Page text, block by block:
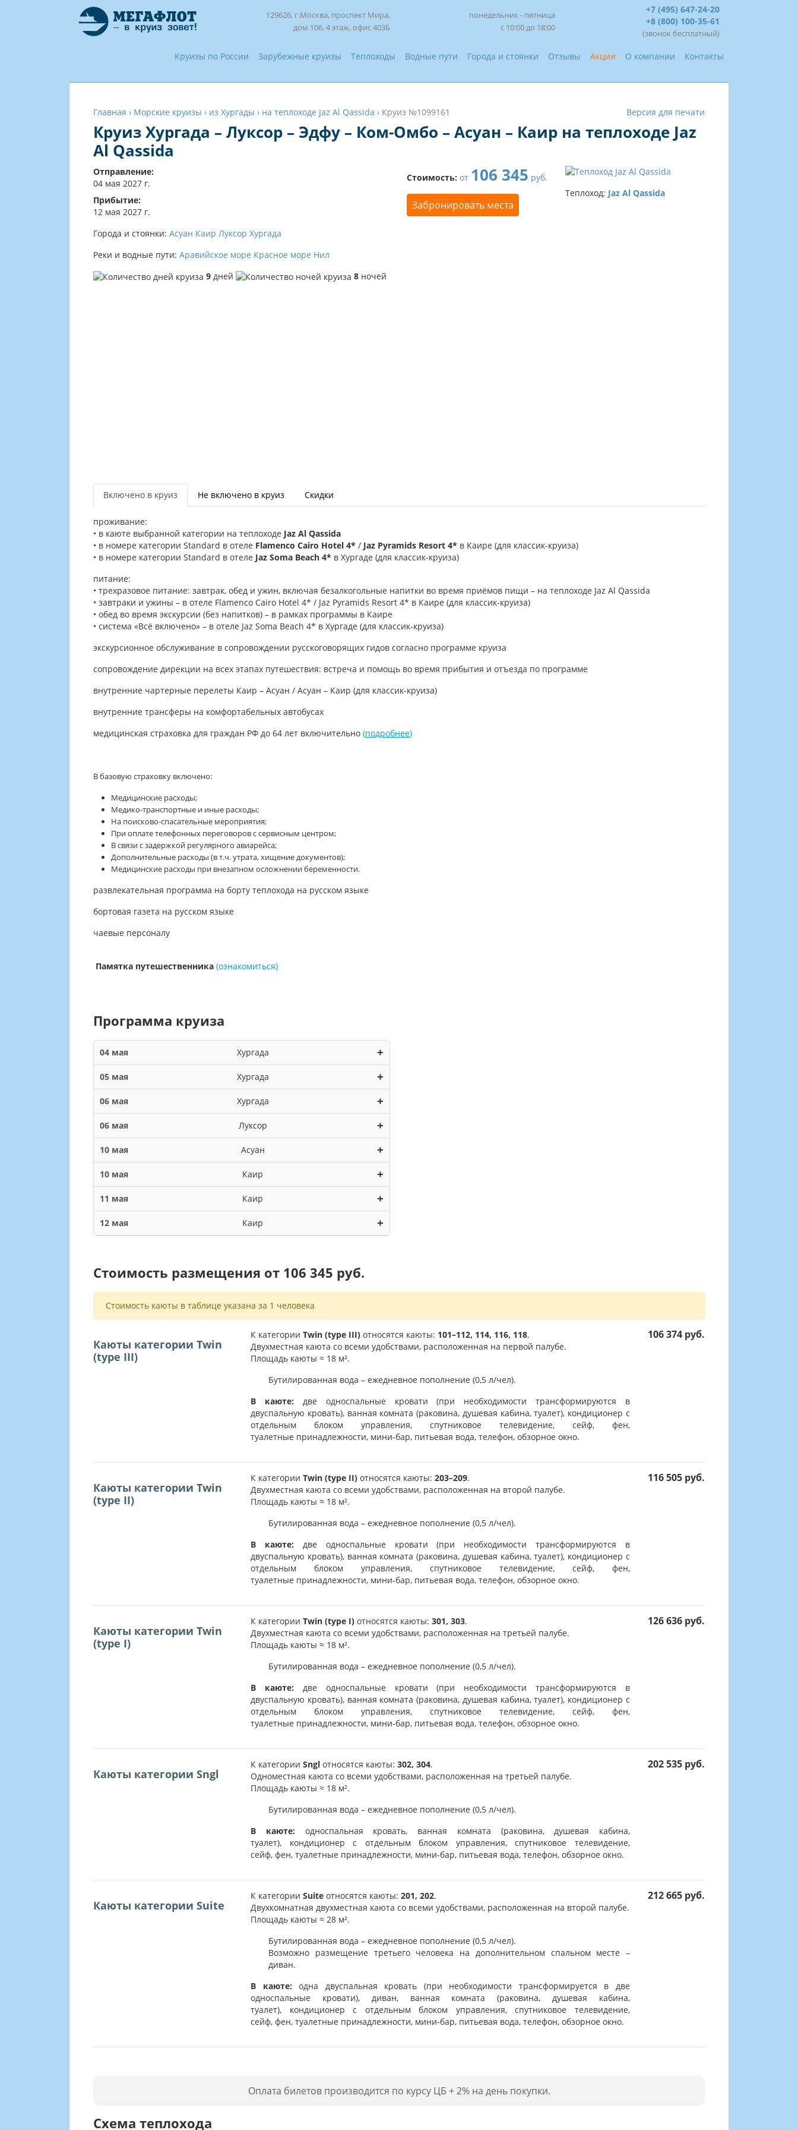
129626, г.Москва, проспект Мира,
дом 106, 4 этаж, офис 403Б
понедельник - пятница
с 10:00 до 18:00
+7 (495) 647-24-20
+8 (800) 100-35-61
(звонок бесплатный)
Круизы по России Зарубежные круизы Теплоходы Водные пути Города и стоянки Отзывы Акции О компании Контакты
Версия для печати
Главная › Морские круизы › из Хургады › на теплоходе Jaz Al Qassida › Круиз №1099161
Круиз Хургада – Луксор – Эдфу – Ком-Омбо – Асуан – Каир на теплоходе Jaz
Al Qassida
Отправление:
04 мая 2027 г.
Прибытие:
12 мая 2027 г.
Стоимость: от 106 345 руб.
Забронировать места
Города и стоянки: Асуан Каир Луксор Хургада
Реки и водные пути: Аравийское море Красное море Нил
9 дней 8 ночей
Теплоход: Jaz Al Qassida
Включено в круиз Не включено в круиз Скидки
проживание:
• в каюте выбранной категории на теплоходе Jaz Al Qassida
• в номере категории Standard в отеле Flamenco Cairo Hotel 4* / Jaz Pyramids Resort 4* в Каире (для классик-круиза)
• в номере категории Standard в отеле Jaz Soma Beach 4* в Хургаде (для классик-круиза)
питание:
• трехразовое питание: завтрак, обед и ужин, включая безалкогольные напитки во время приёмов пищи – на теплоходе Jaz Al Qassida
• завтраки и ужины – в отеле Flamenco Cairo Hotel 4* / Jaz Pyramids Resort 4* в Каире (для классик-круиза)
• обед во время экскурсии (без напитков) – в рамках программы в Каире
• система «Всё включено» – в отеле Jaz Soma Beach 4* в Хургаде (для классик-круиза)
экскурсионное обслуживание в сопровождении русскоговорящих гидов согласно программе круиза
сопровождение дирекции на всех этапах путешествия: встреча и помощь во время прибытия и отъезда по программе
внутренние чартерные перелеты Каир – Асуан / Асуан – Каир (для классик-круиза)
внутренние трансферы на комфортабельных автобусах
медицинская страховка для граждан РФ до 64 лет включительно (подробнее)
В базовую страховку включено:
Медицинские расходы;
Медико-транспортные и иные расходы;
На поисково-спасательные мероприятия;
При оплате телефонных переговоров с сервисным центром;
В связи с задержкой регулярного авиарейса;
Дополнительные расходы (в т.ч. утрата, хищение документов);
Медицинские расходы при внезапном осложнении беременности.
развлекательная программа на борту теплохода на русском языке
бортовая газета на русском языке
чаевые персоналу
Памятка путешественника (ознакомиться)
Программа круиза
04 мая Хургада +
05 мая Хургада +
06 мая Хургада +
06 мая Луксор +
10 мая Асуан +
10 мая Каир +
11 мая Каир +
12 мая Каир +
Стоимость размещения от 106 345 руб.
Стоимость каюты в таблице указана за 1 человека
Каюты категории Twin
(type III)
К категории Twin (type III) относятся каюты: 101–112, 114, 116, 118.
Двухместная каюта со всеми удобствами, расположенная на первой палубе.
Площадь каюты ≈ 18 м².
Бутилированная вода – ежедневное пополнение (0,5 л/чел).
В каюте: две односпальные кровати (при необходимости трансформируются в
двуспальную кровать), ванная комната (раковина, душевая кабина, туалет), кондиционер с
отдельным блоком управления, спутниковое телевидение, сейф, фен,
туалетные принадлежности, мини-бар, питьевая вода, телефон, обзорное окно.
106 374 руб.
Каюты категории Twin
(type II)
К категории Twin (type II) относятся каюты: 203–209.
Двухместная каюта со всеми удобствами, расположенная на второй палубе.
Площадь каюты ≈ 18 м².
Бутилированная вода – ежедневное пополнение (0,5 л/чел).
В каюте: две односпальные кровати (при необходимости трансформируются в
двуспальную кровать), ванная комната (раковина, душевая кабина, туалет), кондиционер с
отдельным блоком управления, спутниковое телевидение, сейф, фен,
туалетные принадлежности, мини-бар, питьевая вода, телефон, обзорное окно.
116 505 руб.
Каюты категории Twin
(type I)
К категории Twin (type I) относятся каюты: 301, 303.
Двухместная каюта со всеми удобствами, расположенная на третьей палубе.
Площадь каюты ≈ 18 м².
Бутилированная вода – ежедневное пополнение (0,5 л/чел).
В каюте: две односпальные кровати (при необходимости трансформируются в
двуспальную кровать), ванная комната (раковина, душевая кабина, туалет), кондиционер с
отдельным блоком управления, спутниковое телевидение, сейф, фен,
туалетные принадлежности, мини-бар, питьевая вода, телефон, обзорное окно.
126 636 руб.
Каюты категории Sngl
К категории Sngl относятся каюты: 302, 304.
Одноместная каюта со всеми удобствами, расположенная на третьей палубе.
Площадь каюты ≈ 18 м².
Бутилированная вода – ежедневное пополнение (0,5 л/чел).
В каюте: односпальная кровать, ванная комната (раковина, душевая кабина,
туалет), кондиционер с отдельным блоком управления, спутниковое телевидение,
сейф, фен, туалетные принадлежности, мини-бар, питьевая вода, телефон, обзорное окно.
202 535 руб.
Каюты категории Suite
К категории Suite относятся каюты: 201, 202.
Двухкомнатная двухместная каюта со всеми удобствами, расположенная на второй палубе.
Площадь каюты ≈ 28 м².
Бутилированная вода – ежедневное пополнение (0,5 л/чел).
Возможно размещение третьего человека на дополнительном спальном месте –
диван.
В каюте: одна двуспальная кровать (при необходимости трансформируется в две
односпальные кровати), диван, ванная комната (раковина, душевая кабина,
туалет), кондиционер с отдельным блоком управления, спутниковое телевидение,
сейф, фен, туалетные принадлежности, мини-бар, питьевая вода, телефон, обзорное окно.
212 665 руб.
Оплата билетов производится по курсу ЦБ + 2% на день покупки.
Схема теплохода